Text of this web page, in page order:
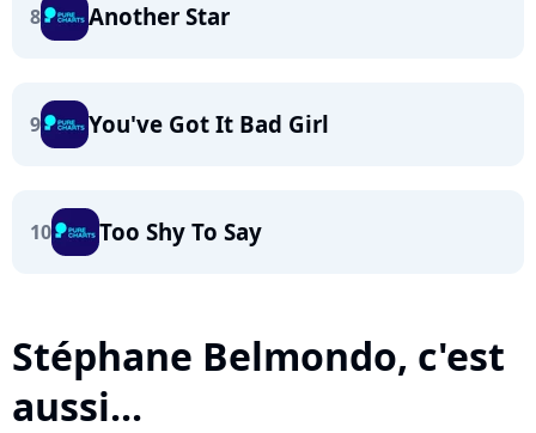
8 Another Star
9 You've Got It Bad Girl
10 Too Shy To Say
Stéphane Belmondo, c'est
aussi...